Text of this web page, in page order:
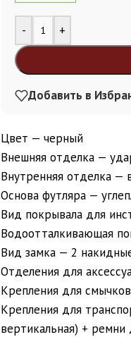
- +
Alternative:
Добавить в
Цвет — черный
Внешняя отделка —
Внутренняя отделка —
Основа футляра —
Вид покрывала для
Водоотталкивающая
Вид замка — 2
Отделения для
Крепления для
Крепления для
вертикальная) +